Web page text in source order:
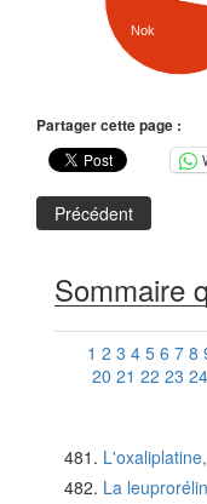
Nok
Partager cette page :
Précédent
Sommaire
1 2 3 4 5 6 7 8
20 21 22 23 24
La